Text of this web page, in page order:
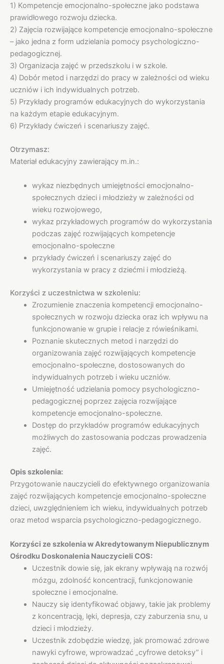
1) Kompetencje emocjonalno-społeczne jako podstawa
prawidłowego rozwoju dziecka.
2) Zajęcia rozwijające kompetencje emocjonalno-społeczne
– jako jedna z form udzielania pomocy psychologiczno-
pedagogicznej.
3) Organizacja zajęć w przedszkolu i w szkole.
4) Dobór metod i narzędzi do pracy w zależności od wieku
uczniów i ich indywidualnych potrzeb.
5) Przykłady programów edukacyjnych do wykorzystania
na każdym etapie edukacyjnym.
6) Przykłady ćwiczeń i scenariuszy zajęć.
Otrzymasz:
Materiał edukacyjny zawierający m.in.:
wykaz niezbędnych umiejętności emocjonalno-
społecznych dzieci i młodzieży w zależności od
wieku rozwojowego,
wykaz przykładowych programów do wykorzystania
podczas zajęć rozwijających kompetencje
emocjonalno-społeczne
przykłady ćwiczeń i scenariuszy zajęć do
wykorzystania w pracy z dziećmi i młodzieżą.
Korzyści z uczestnictwa w szkoleniu:
Zrozumienie znaczenia kompetencji emocjonalno-
społecznych w rozwoju dziecka oraz ich wpływu na
funkcjonowanie w grupie i relacje z rówieśnikami.
Poznanie skutecznych metod i narzędzi do
organizowania zajęć rozwijających kompetencje
emocjonalno-społeczne, dostosowanych do
indywidualnych potrzeb i wieku uczniów.
Umiejętność udzielania pomocy psychologiczno-
pedagogicznej poprzez zajęcia rozwijające
kompetencje emocjonalno-społeczne.
Dostęp do przykładów programów edukacyjnych
możliwych do zastosowania podczas prowadzenia
zajęć.
Opis szkolenia:
Przygotowanie nauczycieli do efektywnego organizowania
zajęć rozwijających kompetencje emocjonalno-społeczne
dzieci, uwzględnieniem ich wieku, indywidualnych potrzeb
oraz metod wsparcia psychologiczno-pedagogicznego.
Korzyści ze szkolenia w Akredytowanym Niepublicznym
Ośrodku Doskonalenia Nauczycieli COS:
Uczestnik dowie się, jak ekrany wpływają na rozwój
mózgu, zdolność koncentracji, funkcjonowanie
społeczne i emocjonalne.
Nauczy się identyfikować objawy, takie jak problemy
z koncentracją, lęki, depresja, czy zaburzenia snu, u
dzieci i młodzieży.
Uczestnik zdobędzie wiedzę, jak promować zdrowe
nawyki cyfrowe, wprowadzać „cyfrowe detoksy” i